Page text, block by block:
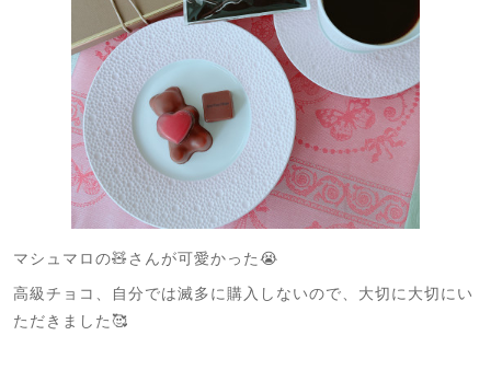
マシュマロの🧸さんが可愛かった😭
高級チョコ、自分では滅多に購入しないので、大切に大切にい
ただきました🥰